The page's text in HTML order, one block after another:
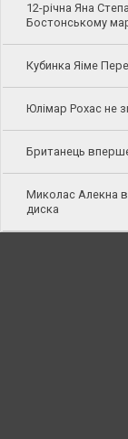
12-річна Яна
Бостонському
Кубинка Яіме
Юлімар Рохас не
Британець
Миколас Алекна
диска